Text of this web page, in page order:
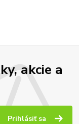
akcie a
Prihlásiť sa